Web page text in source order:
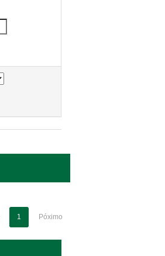
1 Póximo